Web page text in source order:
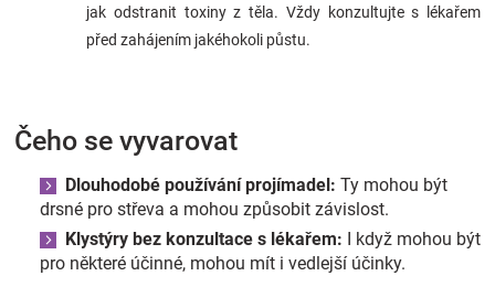
jak odstranit toxiny z těla. Vždy konzultujte s lékařem
před zahájením jakéhokoli půstu.
Čeho se vyvarovat
Dlouhodobé používání projímadel: Ty mohou být
drsné pro střeva a mohou způsobit závislost.
Klystýry bez konzultace s lékařem: I když mohou být
pro některé účinné, mohou mít i vedlejší účinky.